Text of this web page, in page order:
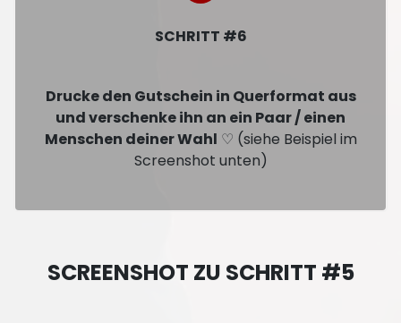
SCHRITT #6
Drucke den Gutschein in Querformat aus
und verschenke ihn an ein Paar / einen
Menschen deiner Wahl ♡ (siehe Beispiel im
Screenshot unten)
SCREENSHOT ZU SCHRITT #5